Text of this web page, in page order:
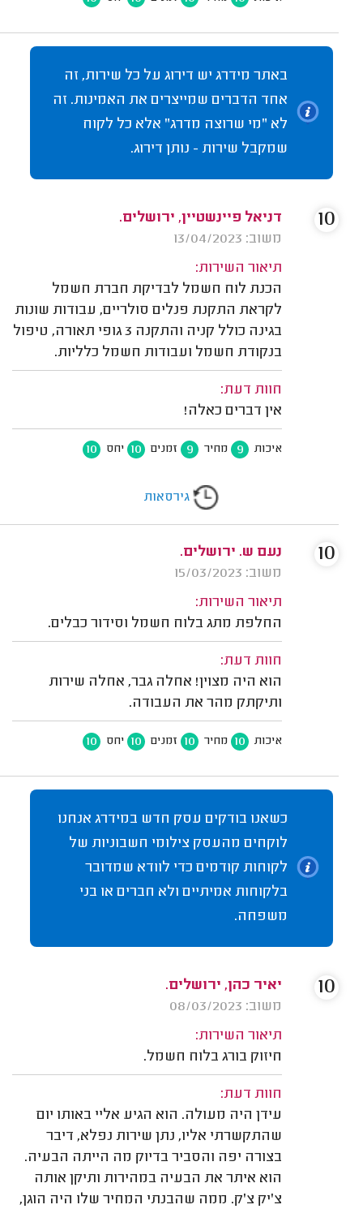
באתר מידרג יש דירוג על כל שירות, זה
אחד הדברים שמייצרים את האמינות. זה
לא "מי שרוצה מדרג" אלא כל לקוח
שמקבל שירות - נותן דירוג.
דניאל פיינשטיין, ירושלים.
משוב: 13/04/2023
תיאור השירות:
הכנת לוח חשמל לבדיקת חברת חשמל
לקראת התקנת פנלים סולריים, עבודות שונות
בגינה כולל קניה והתקנה 3 גופי תאורה, טיפול
בנקודת חשמל ועבודות חשמל כלליות.
חוות דעת:
אין דברים כאלה!
איכות 9 מחיר 9 זמנים 10 יחס 10
10
גירסאות
נעם ש. ירושלים.
משוב: 15/03/2023
תיאור השירות:
החלפת מתג בלוח חשמל וסידור כבלים.
חוות דעת:
הוא היה מצוין! אחלה גבר, אחלה שירות
ותיקתק מהר את העבודה.
איכות 10 מחיר 10 זמנים 10 יחס 10
10
כשאנו בודקים עסק חדש במידרג אנחנו
לוקחים מהעסק צילומי חשבוניות של
לקוחות קודמים כדי לוודא שמדובר
בלקוחות אמיתיים ולא חברים או בני
משפחה.
יאיר כהן, ירושלים.
משוב: 08/03/2023
תיאור השירות:
חיזוק בורג בלוח חשמל.
חוות דעת:
עידן היה מעולה. הוא הגיע אליי באותו יום
שהתקשרתי אליו, נתן שירות נפלא, דיבר
בצורה יפה והסביר בדיוק מה הייתה הבעיה.
הוא איתר את הבעיה במהירות ותיקן אותה
צ'יק צ'ק. ממה שהבנתי המחיר שלו היה הוגן,
10